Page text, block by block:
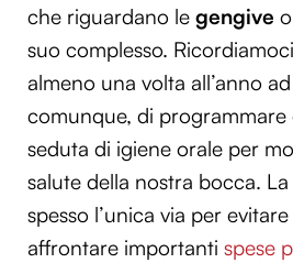
che riguardano le gengive
suo complesso.
almeno una volta all’anno
comunque, di programmare
seduta di igiene orale per
salute della nostra bocca.
spesso l’unica via per
affrontare importanti spese